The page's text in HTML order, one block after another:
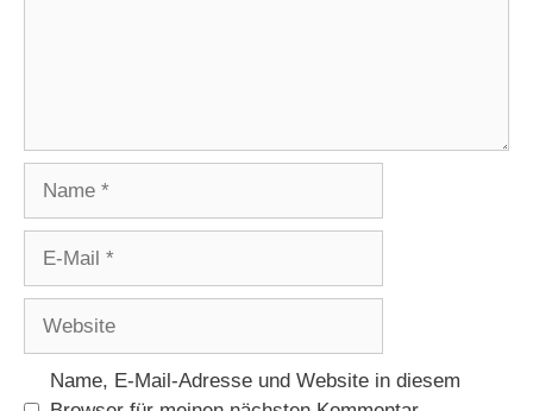
Name, E-Mail-Adresse und Website in diesem